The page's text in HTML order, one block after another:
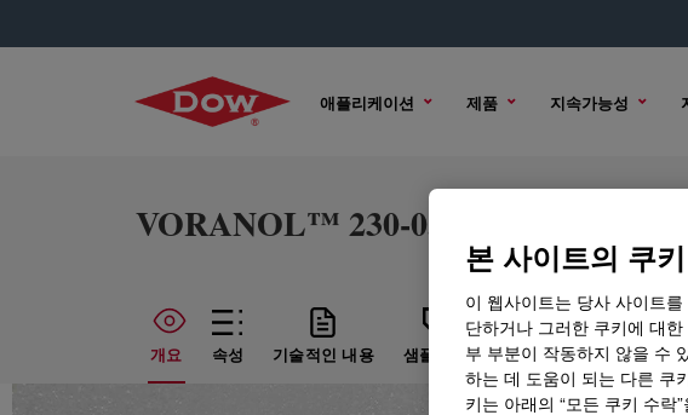
애플리케이션 제품 지속가능성
VORANOL™ 230-056 Polyol
개요 속성 기술적인 내용 샘플 옵션 구매 옵션
본 사이트의 쿠
이 웹사이트는 당사 사이트
단하거나 그러한 쿠키에 대
부 부분이 작동하지 않을 수
하는 데 도움이 되는 다른 쿠
키는 아래의 “모든 쿠키 수락